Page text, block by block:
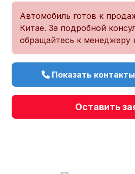
Автомобиль готов к
Китае. За подробной
обращайтесь к менеджеру
Показать
Оставить